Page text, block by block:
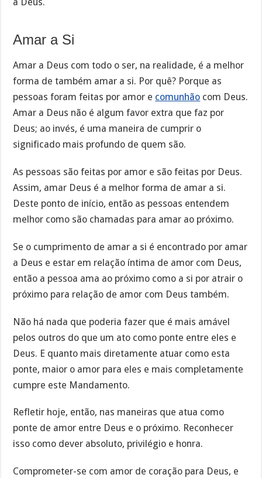
Amar a Si
Amar a Deus com todo o ser, na realidade, é a melhor
forma de também amar a si. Por quê? Porque as
pessoas foram feitas por amor e comunhão com Deus.
Amar a Deus não é algum favor extra que faz por
Deus; ao invés, é uma maneira de cumprir o
significado mais profundo de quem são.
As pessoas são feitas por amor e são feitas por Deus.
Assim, amar Deus é a melhor forma de amar a si.
Deste ponto de início, então as pessoas entendem
melhor como são chamadas para amar ao próximo.
Se o cumprimento de amar a si é encontrado por amar
a Deus e estar em relação íntima de amor com Deus,
então a pessoa ama ao próximo como a si por atrair o
próximo para relação de amor com Deus também.
Não há nada que poderia fazer que é mais amável
pelos outros do que um ato como ponte entre eles e
Deus. E quanto mais diretamente atuar como esta
ponte, maior o amor para eles e mais completamente
cumpre este Mandamento.
Refletir hoje, então, nas maneiras que atua como
ponte de amor entre Deus e o próximo. Reconhecer
isso como dever absoluto, privilégio e honra.
Comprometer-se com amor de coração para Deus, e